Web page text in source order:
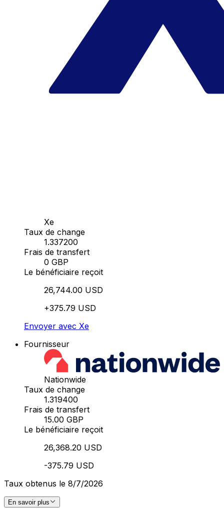
Xe
Taux de change
1.337200
Frais de transfert
0 GBP
Le bénéficiaire reçoit
26,744.00 USD
+375.79 USD
Envoyer avec Xe
Fournisseur
Nationwide
Taux de change
1.319400
Frais de transfert
15.00 GBP
Le bénéficiaire reçoit
26,368.20 USD
-375.79 USD
Taux obtenus le 8/7/2026
En savoir plus